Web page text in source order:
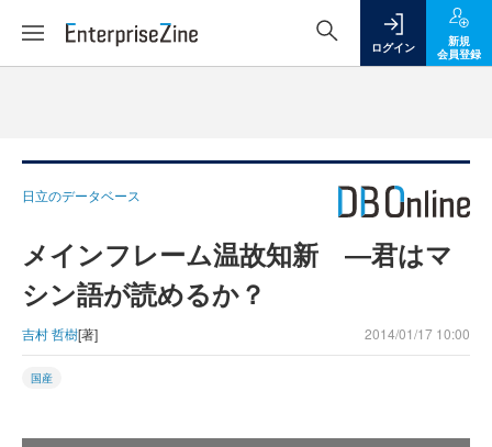
ログイン
新規
会員登録
日立のデータベース
メインフレーム温故知新 ―君はマ
シン語が読めるか？
吉村 哲樹[著] 2014/01/17 10:00
国産